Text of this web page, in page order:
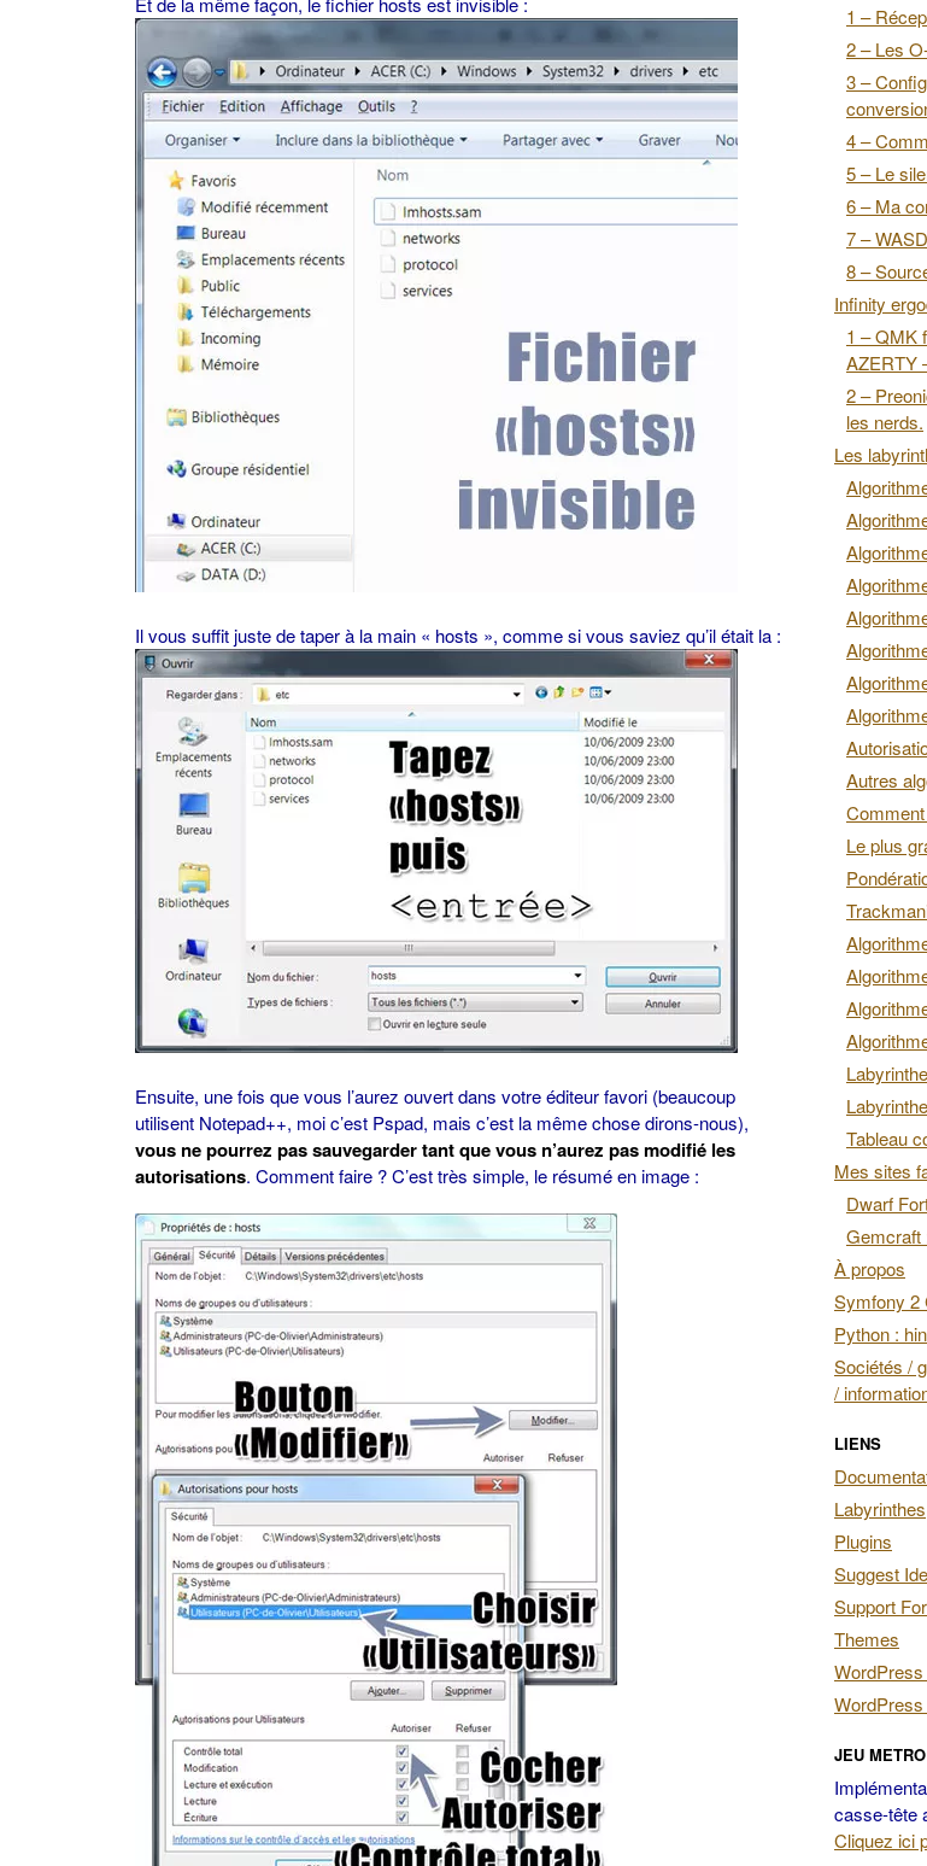
Il vous suffit juste de taper à la main « hosts », comme si vous saviez qu’il était la :
Ensuite, une fois que vous l’aurez ouvert dans votre éditeur favori (beaucoup
utilisent Notepad++, moi c’est Pspad, mais c’est la même chose dirons-nous),
vous ne pourrez pas sauvegarder tant que vous n’aurez pas modifié les
autorisations. Comment faire ? C’est très simple, le résumé en image :
1 –
2 – Les
3 –
4 –
5 – Le
6 – Ma
7 –
8 –
Infinity
1 – QMK
AZERTY
2 –
les nerds.
Les
Autres
Le plus
Tableau
Mes sites
Dwarf
Gemcraft
À propos
Symfony 2
Python :
Sociétés /
/
LIENS
Labyrinthes
Plugins
Suggest
Support
Themes
JEU METRO
casse-tête
Cliquez ici